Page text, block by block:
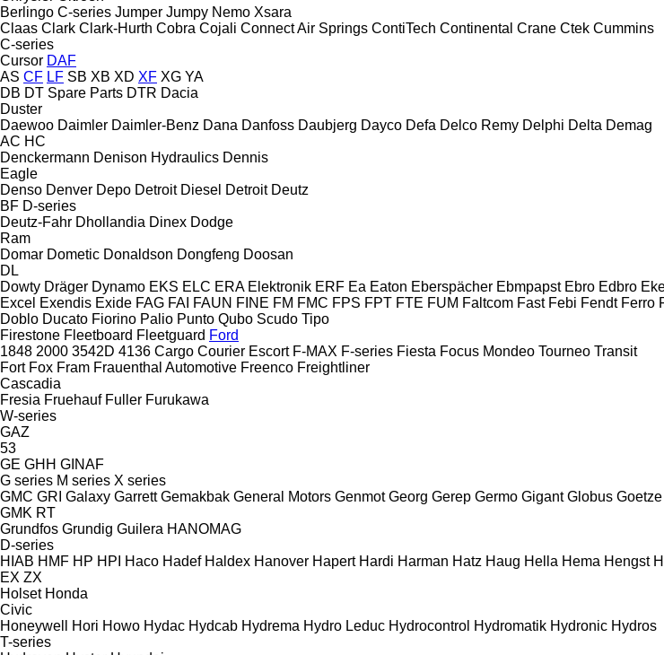
Berlingo C-series Jumper Jumpy Nemo Xsara
Claas Clark Clark-Hurth Cobra Cojali Connect Air Springs ContiTech Continental Crane Ctek Cummins
C-series
Cursor DAF
AS CF LF SB XB XD XF XG YA
DB DT Spare Parts DTR Dacia
Duster
Daewoo Daimler Daimler-Benz Dana Danfoss Daubjerg Dayco Defa Delco Remy Delphi Delta Demag
AC HC
Denckermann Denison Hydraulics Dennis
Eagle
Denso Denver Depo Detroit Diesel Detroit Deutz
BF D-series
Deutz-Fahr Dhollandia Dinex Dodge
Ram
Domar Dometic Donaldson Dongfeng Doosan
DL
Dowty Dräger Dynamo EKS ELC ERA Elektronik ERF Ea Eaton Eberspächer Ebmpapst Ebro Edbro
Excel Exendis Exide FAG FAI FAUN FINE FM FMC FPS FPT FTE FUM Faltcom Fast Febi Fendt Ferro
Doblo Ducato Fiorino Palio Punto Qubo Scudo Tipo
Firestone Fleetboard Fleetguard Ford
1848 2000 3542D 4136 Cargo Courier Escort F-MAX F-series Fiesta Focus Mondeo Tourneo Transit
Fort Fox Fram Frauenthal Automotive Freenco Freightliner
Cascadia
Fresia Fruehauf Fuller Furukawa
W-series
GAZ
53
GE GHH GINAF
G series M series X series
GMC GRI Galaxy Garrett Gemakbak General Motors Genmot Georg Gerep Germo Gigant Globus Goetze
GMK RT
Grundfos Grundig Guilera HANOMAG
D-series
HIAB HMF HP HPI Haco Hadef Haldex Hanover Hapert Hardi Harman Hatz Haug Hella Hema Hengst
EX ZX
Holset Honda
Civic
Honeywell
Hori Howo Hydac Hydcab Hydrema Hydro Leduc Hydrocontrol Hydromatik Hydronic Hydros
T-series